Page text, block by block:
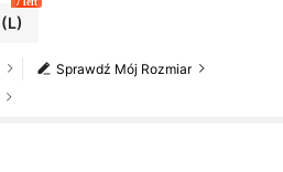
7 left
Sprawdź Mój Rozmiar